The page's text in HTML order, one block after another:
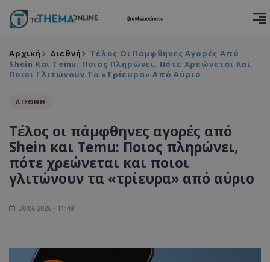
Αρχική Διεθνή
Τέλος Οι Πάμφθηνες Αγορές Από
Shein Και Temu: Ποιος Πληρώνει, Πότε Χρεώνεται Και
Ποιοι Γλιτώνουν Τα «τρίευρα» Από Αύριο
ΔΙΕΘΝΗ
Τέλος οι πάμφθηνες αγορές από
Shein και Temu: Ποιος πληρώνει,
πότε χρεώνεται και ποιοι
γλιτώνουν τα «τρίευρα» από αύριο
30.06.2026 - 11:48